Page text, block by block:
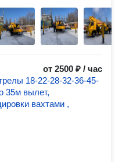
от 2500 ₽ / час
18-22-28-32-36-45-
35м вылет,
вахтами ,